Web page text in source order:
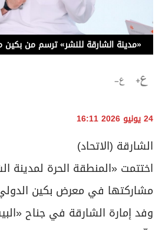
24 يونيو 2026 16:11
الشارقة (الاتحاد)
اختتمت «المنطقة الحرة لمدينة
وفد إمارة الشارقة في جناح